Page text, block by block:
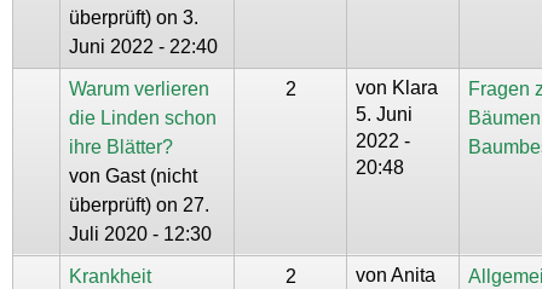
überprüft) on 3.
Juni 2022 - 22:40
Warum verlieren
die Linden schon
ihre Blätter?
von Gast (nicht
überprüft) on 27.
Juli 2020 - 12:30
2 von Klara
5. Juni
2022 -
20:48
Fragen
Krankheit
2 von Anita